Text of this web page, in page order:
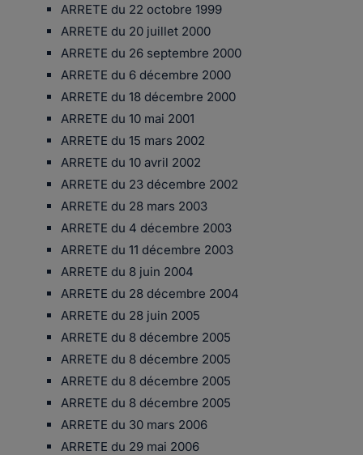
ARRETE du 22 octobre 1999
ARRETE du 20 juillet 2000
ARRETE du 26 septembre 2000
ARRETE du 6 décembre 2000
ARRETE du 18 décembre 2000
ARRETE du 10 mai 2001
ARRETE du 15 mars 2002
ARRETE du 10 avril 2002
ARRETE du 23 décembre 2002
ARRETE du 28 mars 2003
ARRETE du 4 décembre 2003
ARRETE du 11 décembre 2003
ARRETE du 8 juin 2004
ARRETE du 28 décembre 2004
ARRETE du 28 juin 2005
ARRETE du 8 décembre 2005
ARRETE du 8 décembre 2005
ARRETE du 8 décembre 2005
ARRETE du 8 décembre 2005
ARRETE du 30 mars 2006
ARRETE du 29 mai 2006